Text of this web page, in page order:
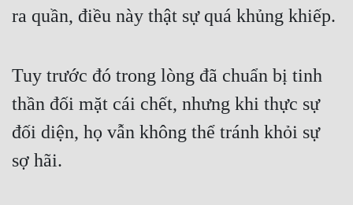
Cạnh Kỹ
Cổ Đại
ra quần, điều này thật sự quá khủng khiếp.
Tuy trước đó trong lòng đã chuẩn bị tinh
thần đối mặt cái chết, nhưng khi thực sự
đối diện, họ vẫn không thể tránh khỏi sự
sợ hãi.